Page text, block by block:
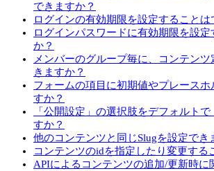
できますか？
ログインの有効期限を設定することは
ログインパスワードに有効期限を設
か？
メンバーのグループ毎に、コンテン
きますか？
フォームの項目に初期値やプレースホ
すか？
「公開設定」の選択肢をデフォルト
すか？
他のコンテンツと同じSlugを設定でき
コンテンツのidを指定したり変更する
APIによるコンテンツの追加/更新時に